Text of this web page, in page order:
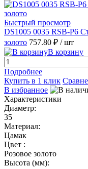
Быстрый просмотр
DS1005 0035 RSB-P6
золото 757.80 ₽ / шт
В корзину
Подробнее
Купить в 1 клик
В избранное
Характеристики
Диаметр:
35
Материал:
Цамак
Цвет :
Розовое золото
Высота (мм):